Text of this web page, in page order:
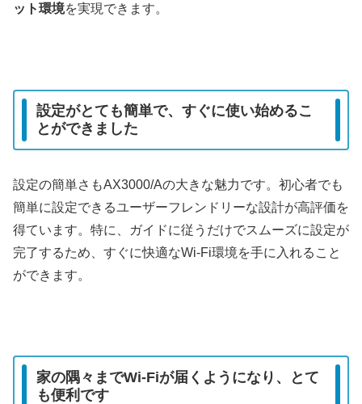
ット環境を実現できます。
設定がとても簡単で、すぐに使い始めるこ
とができました
設定の簡単さもAX3000/Aの大きな魅力です。初心者でも
簡単に設定できるユーザーフレンドリーな設計が高評価を
得ています。特に、ガイドに従うだけでスムーズに設定が
完了するため、すぐに快適なWi-Fi環境を手に入れること
ができます。
家の隅々までWi-Fiが届くようになり、とて
も便利です